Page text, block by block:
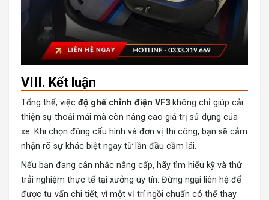
VIII. Kết luận
Tổng thể, việc độ ghế chỉnh điện VF3 không chỉ giúp cải
thiện sự thoải mái mà còn nâng cao giá trị sử dụng của
xe. Khi chọn đúng cấu hình và đơn vị thi công, bạn sẽ cảm
nhận rõ sự khác biệt ngay từ lần đầu cầm lái.
Nếu bạn đang cân nhắc nâng cấp, hãy tìm hiểu kỹ và thử
trải nghiệm thực tế tại xưởng uy tín. Đừng ngại liên hệ để
được tư vấn chi tiết, vì một vị trí ngồi chuẩn có thể thay